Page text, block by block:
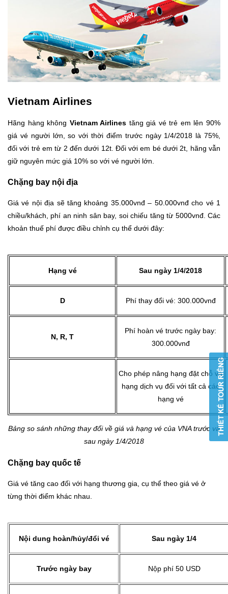
Vietnam Airlines
Hãng hàng không Vietnam Airlines tăng giá vé trẻ em lên 90%
giá vé người lớn, so với thời điểm trước ngày 1/4/2018 là 75%,
đối với trẻ em từ 2 đến dưới 12t. Đối với em bé dưới 2t, hãng vẫn
giữ nguyên mức giá 10% so với vé người lớn.
Chặng bay nội địa
Giá vé nội địa sẽ tăng khoảng 35.000vnđ – 50.000vnđ cho vé 1
chiều/khách, phí an ninh sân bay, soi chiếu tăng từ 5000vnđ. Các
khoản thuế phí được điều chỉnh cụ thể dưới đây:
Hạng vé Sau ngày 1/4/2018
D Phí thay đổi vé: 300.000vnđ
N, R, T
Phí hoàn vé trước ngày bay:
300.000vnđ
Cho phép nâng hạng đặt chỗ và
hạng dịch vụ đối với tất cả các
hạng vé
Bảng so sánh những thay đổi về giá và hạng vé của VNA trước và
sau ngày 1/4/2018
Chặng bay quốc tế
Giá vé tăng cao đối với hạng thương gia, cụ thể theo giá vé ở
từng thời điểm khác nhau.
Nội dung hoàn/hủy/đổi vé Sau ngày 1/4
Trước ngày bay Nộp phí 50 USD